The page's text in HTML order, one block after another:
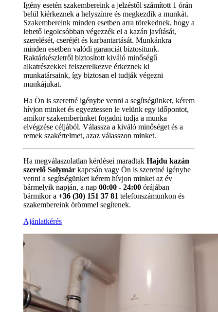
Igény esetén szakembereink a jelzéstől számított 1 órán
belül kiérkeznek a helyszínre és megkezdik a munkát.
Szakembereink minden esetben arra törekednek, hogy a
lehető legolcsóbban végezzék el a kazán javítását,
szerelését, cseréjét és karbantartását. Munkánkra
minden esetben valódi garanciát biztosítunk.
Raktárkészletről biztosított kiváló minőségű
alkatrészekkel felszerelkezve érkeznek ki
munkatársaink, így biztosan el tudják végezni
munkájukat.
Ha Ön is szeretné igénybe venni a segítségünket, kérem
hívjon minket és egyeztessen le velünk egy időpontot,
amikor szakemberünket fogadni tudja a munka
elvégzése céljából. Válassza a kiváló minőséget és a
remek szakértelmet, azaz válasszon minket.
Ha megválaszolatlan kérdései maradtak Hajdu kazán
szerelő Solymár kapcsán vagy Ön is szeretné igénybe
venni a segítségünket kérem hívjon minket az év
bármelyik napján, a nap 00:00 - 24:00 órájában
bármikor a +36 (30) 151 37 81 telefonszámunkon és
szakembereink örömmel segítenek.
Ajánlatkérés